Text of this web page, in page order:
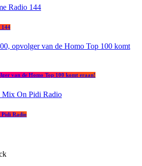
144
van de Homo Top 100 komt eraan!
Radio